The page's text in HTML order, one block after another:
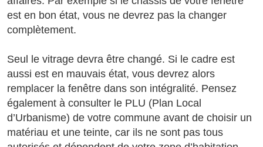
est en bon état, vous ne devrez pas la changer
complètement.
Seul le vitrage devra être changé. Si le cadre est
aussi est en mauvais état, vous devrez alors
remplacer la fenêtre dans son intégralité. Pensez
également à consulter le PLU (Plan Local
d’Urbanisme) de votre commune avant de choisir un
matériau et une teinte, car ils ne sont pas tous